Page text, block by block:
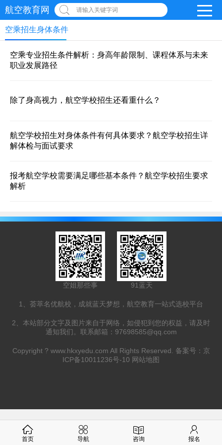
航空教育网 请输入关键字词
空乘招生身体条件
空乘专业招生条件解析：身高年龄限制、课程体系与未来
职业发展路径
除了身高视力，航空学校招生还看重什么？
航空学校招生对身体条件有何具体要求？航空学校招生详
解体检与面试要求
报考航空学校需要满足哪些基本条件？航空学校招生要求
解析
空姐那些事 91蓝天
1、荟萃名优航校，成就蓝天梦想，航空教育一站式选校平台
2、本站部分文字及图片来自于网络，如侵犯到您的权益，请及时
通知我们。联系邮箱：97698585@qq.com
Copyright ? www.hkxyedu.com All Rights Reserved. 备案号： 京
ICP备10011236号-10 网站地图
首页 导航 咨询 报名